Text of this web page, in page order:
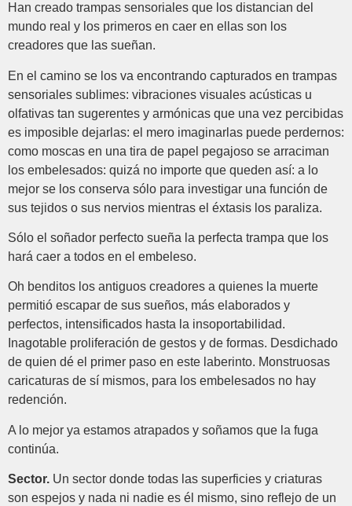
Han creado trampas sensoriales que los distancian del
mundo real y los primeros en caer en ellas son los
creadores que las sueñan.
En el camino se los va encontrando capturados en trampas
sensoriales sublimes: vibraciones visuales acústicas u
olfativas tan sugerentes y armónicas que una vez percibidas
es imposible dejarlas: el mero imaginarlas puede perdernos:
como moscas en una tira de papel pegajoso se arraciman
los embelesados: quizá no importe que queden así: a lo
mejor se los conserva sólo para investigar una función de
sus tejidos o sus nervios mientras el éxtasis los paraliza.
Sólo el soñador perfecto sueña la perfecta trampa que los
hará caer a todos en el embeleso.
Oh benditos los antiguos creadores a quienes la muerte
permitió escapar de sus sueños, más elaborados y
perfectos, intensificados hasta la insoportabilidad.
Inagotable proliferación de gestos y de formas. Desdichado
de quien dé el primer paso en este laberinto. Monstruosas
caricaturas de sí mismos, para los embelesados no hay
redención.
A lo mejor ya estamos atrapados y soñamos que la fuga
continúa.
Sector. Un sector donde todas las superficies y criaturas
son espejos y nada ni nadie es él mismo, sino reflejo de un